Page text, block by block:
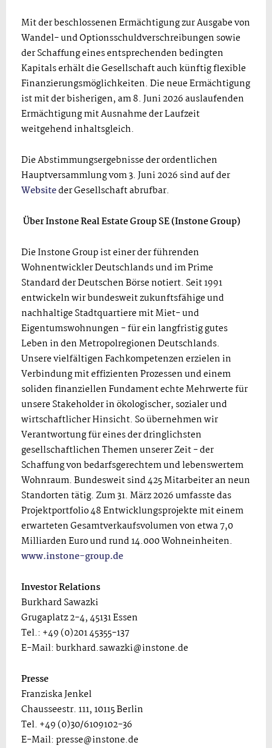
Mit der beschlossenen Ermächtigung zur Ausgabe von
Wandel- und Optionsschuldverschreibungen sowie
der Schaffung eines entsprechenden bedingten
Kapitals erhält die Gesellschaft auch künftig flexible
Finanzierungsmöglichkeiten. Die neue Ermächtigung
ist mit der bisherigen, am 8. Juni 2026 auslaufenden
Ermächtigung mit Ausnahme der Laufzeit
weitgehend inhaltsgleich.
Die Abstimmungsergebnisse der ordentlichen
Hauptversammlung vom 3. Juni 2026 sind auf der
Websiteder Gesellschaft abrufbar.
Über Instone Real Estate Group SE (Instone Group)
Die Instone Group ist einer der führenden
Wohnentwickler Deutschlands und im Prime
Standard der Deutschen Börse notiert. Seit 1991
entwickeln wir bundesweit zukunftsfähige und
nachhaltige Stadtquartiere mit Miet- und
Eigentumswohnungen - für ein langfristig gutes
Leben in den Metropolregionen Deutschlands.
Unsere vielfältigen Fachkompetenzen erzielen in
Verbindung mit effizienten Prozessen und einem
soliden finanziellen Fundament echte Mehrwerte für
unsere Stakeholder in ökologischer, sozialer und
wirtschaftlicher Hinsicht. So übernehmen wir
Verantwortung für eines der dringlichsten
gesellschaftlichen Themen unserer Zeit - der
Schaffung von bedarfsgerechtem und lebenswertem
Wohnraum. Bundesweit sind 425 Mitarbeiter an neun
Standorten tätig. Zum 31. März 2026 umfasste das
Projektportfolio 48 Entwicklungsprojekte mit einem
erwarteten Gesamtverkaufsvolumen von etwa 7,0
Milliarden Euro und rund 14.000 Wohneinheiten.
www.instone-group.de
Investor Relations
Burkhard Sawazki
Grugaplatz 2-4, 45131 Essen
Tel.: +49 (0)201 45355-137
E-Mail: burkhard.sawazki@instone.de
Presse
Franziska Jenkel
Chausseestr. 111, 10115 Berlin
Tel. +49 (0)30/6109102-36
E-Mail: presse@instone.de